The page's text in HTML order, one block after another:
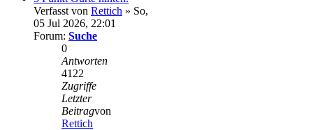
Verfasst von Rettich » So,
05 Jul 2026, 22:01
Forum: Suche
0
Antworten
4122
Zugriffe
Letzter
Beitragvon
Rettich